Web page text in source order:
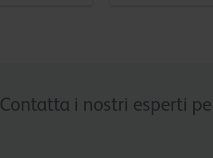
Contatta i nostri esperti